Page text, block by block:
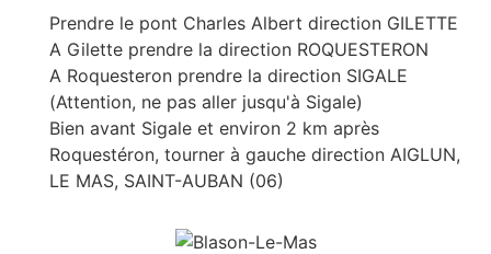
Prendre le pont Charles Albert direction GILETTE
A Gilette prendre la direction ROQUESTERON
A Roquesteron prendre la direction SIGALE
(Attention, ne pas aller jusqu'à Sigale)
Bien avant Sigale et environ 2 km après
Roquestéron, tourner à gauche direction AIGLUN,
LE MAS, SAINT-AUBAN (06)